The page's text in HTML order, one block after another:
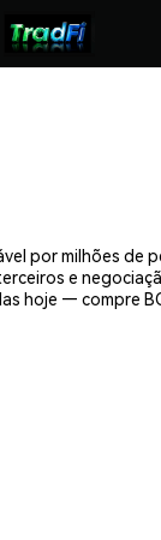
por milhões
e
hoje — compre